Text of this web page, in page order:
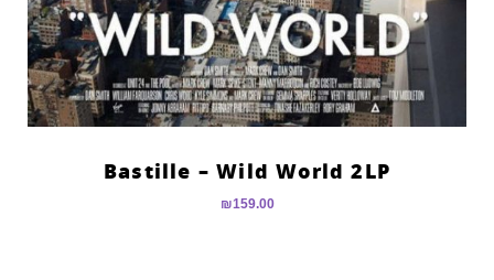
Bastille – Wild World 2LP
₪159.00